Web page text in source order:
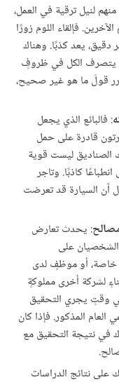
لنيل ترقية في العمل،
فإلقاء اللوم زورًا
دقيق، يعد كذبًا. وهناك
يتصرف الكل في ظروفٍ
قولَ ما هو غير صحيح،
: فالبائع الذي يجعل
قادرة على حمل
الصناديق ليست قوية
كاذبًا. وتاجر
أن السيارة قد تعرضت
: يحدث تعارض
على
خاصة، أو موظفٍ لدى
لشركة أخرى مملوكةٍ
وقتٍ يجري التحقيق
المذكور. فإذا كان
في نتيجة التحقيق مع
على نتائج الدراسات